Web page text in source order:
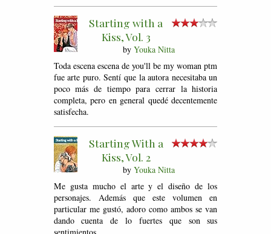
Starting with a
Kiss, Vol. 3
by Youka Nitta
Toda escena escena de you'll be my woman ptm
fue arte puro. Sentí que la autora necesitaba un
poco más de tiempo para cerrar la historia
completa, pero en general quedé decentemente
satisfecha.
Starting With a
Kiss, Vol. 2
by Youka Nitta
Me gusta mucho el arte y el diseño de los
personajes. Además que este volumen en
particular me gustó, adoro como ambos se van
dando cuenta de lo fuertes que son sus